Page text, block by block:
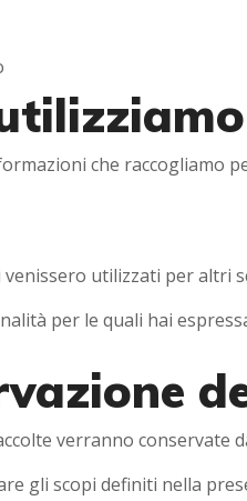
che raccogliamo
utilizzati per altri
per le quali hai
verranno conservate
gli scopi definiti nella